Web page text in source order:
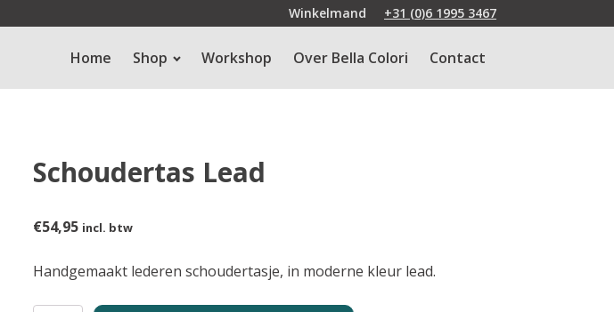
Winkelmand +31 (0)6 1995 3467
Home Shop Workshop Over Bella Colori Contact
Schoudertas Lead
€54,95 incl. btw
Handgemaakt lederen schoudertasje, in moderne kleur lead.